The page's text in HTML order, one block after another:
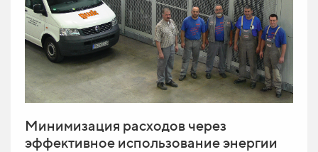
Минимизация расходов через
эффективное использование энергии